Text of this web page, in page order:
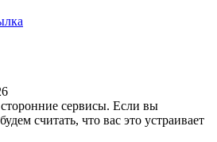
сервисы. Если вы
считать, что вас это устраивает